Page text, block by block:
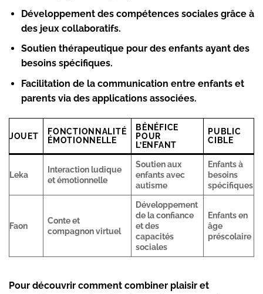
Développement des compétences socialesgrâce à
des jeux collaboratifs.
Soutien thérapeutiquepour des enfants ayant des
besoins spécifiques.
Facilitation de la communication entre enfants et
parents via des applications associées.
JOUET
FONCTIONNALITÉ
ÉMOTIONNELLE
BÉNÉFICE
POUR
L’ENFANT
PUBLIC
CIBLE
Leka
Interaction ludique
et émotionnelle
Soutien aux
enfants avec
autisme
Enfants à
besoins
spécifiques
Faon
Conte et
compagnon virtuel
Développement
de la confiance
et des
capacités
sociales
Enfants en
âge
préscolaire
Pour découvrir comment combiner plaisir et